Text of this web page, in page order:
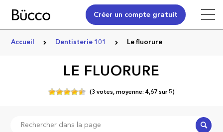
Créer un compte gratuit
Accueil Dentisterie 101 Le fluorure
LE FLUORURE
(3 votes, moyenne: 4,67 sur5)